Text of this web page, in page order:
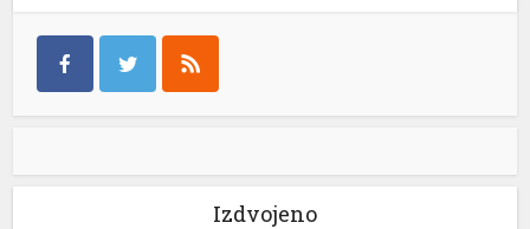
Izdvojeno